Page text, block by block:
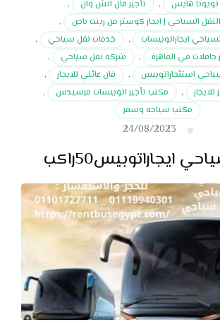
تويوتا هايس , تأجير فان اتش وان
,
السياحي | ايجار كوستر من رينت باص
,
ايجاراتوبيسات
, خدمات نقل سياحي
,
حافلات في القاهرة
, شركة نقل سياحي
,
استئجاراتوبيس
, فان عائلي للايجار
,
, مكتب تأجير اتوبيسات مرسيدس
,
مكتب سياحه وسفر
24/08/2023
ايجاراتوبيس50راكب